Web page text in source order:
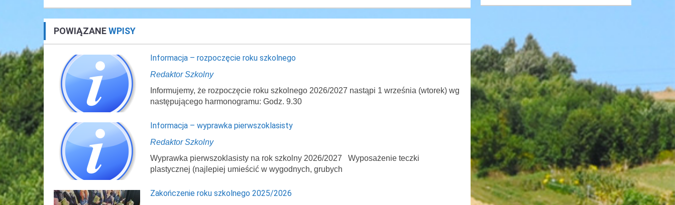
POWIĄZANEWPISY
Informacja – rozpoczęcie roku szkolnego
Redaktor Szkolny
Informujemy, że rozpoczęcie roku szkolnego 2026/2027 nastąpi 1 września (wtorek) wg
następującego harmonogramu: Godz. 9.30
Informacja – wyprawka pierwszoklasisty
Redaktor Szkolny
Wyprawka pierwszoklasisty na rok szkolny 2026/2027 Wyposażenie teczki
plastycznej (najlepiej umieścić w wygodnych, grubych
Zakończenie roku szkolnego 2025/2026